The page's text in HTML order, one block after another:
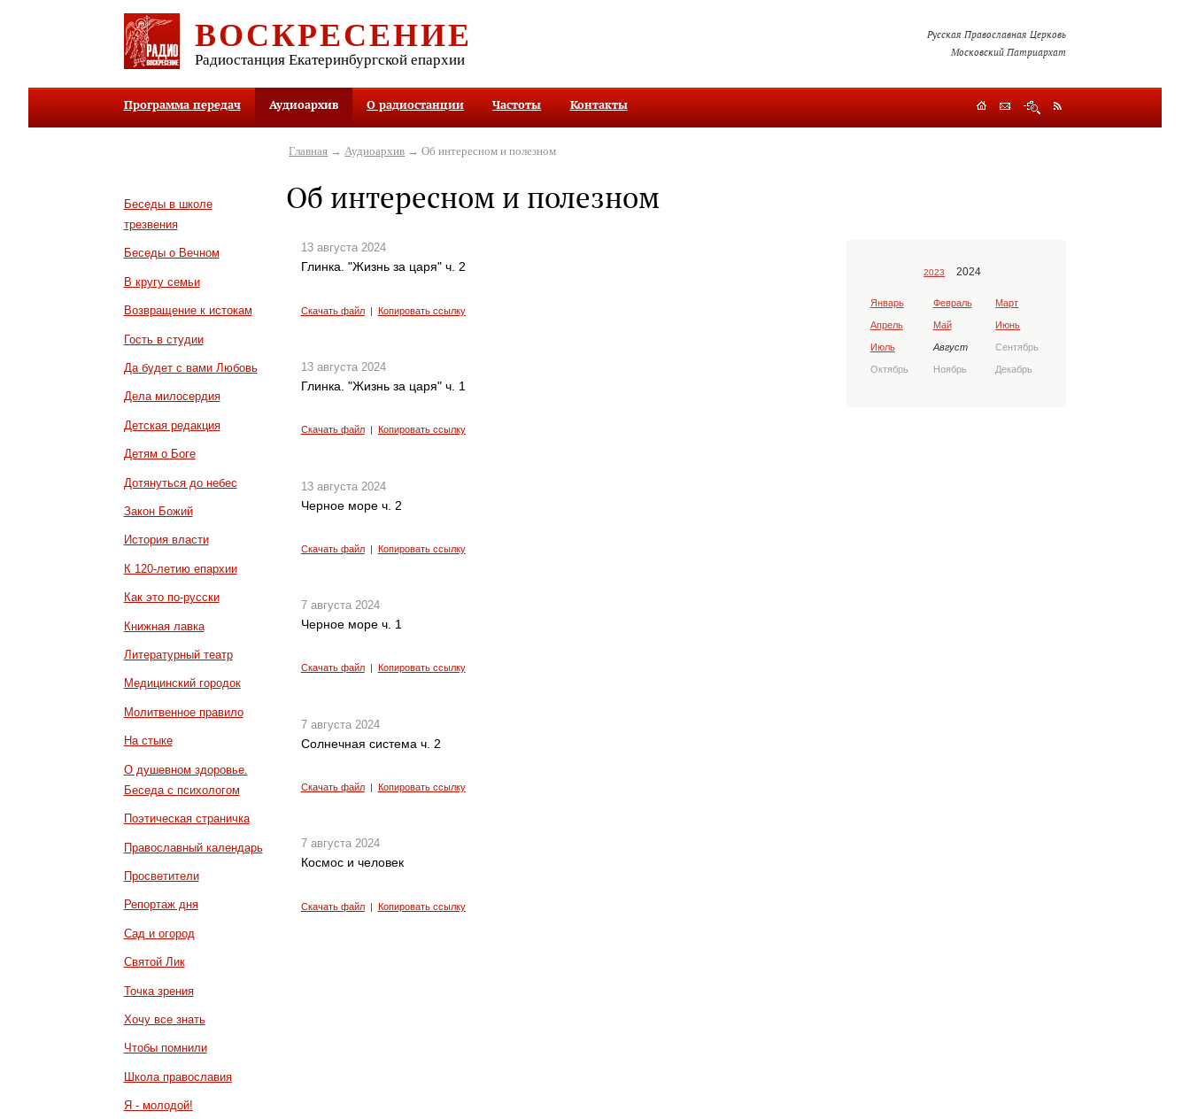
ВОСКРЕСЕНИЕ
Радиостанция Екатеринбургской епархии
Русская Православная Церковь
Московский Патриархат
Программа передач Аудиоархив О радиостанции Частоты Контакты
Беседы в школе
трезвения
Беседы о Вечном
В кругу семьи
Возвращение к истокам
Гость в студии
Да будет с вами Любовь
Дела милосердия
Детская редакция
Детям о Боге
Дотянуться до небес
Закон Божий
История власти
К 120-летию епархии
Как это по-русски
Книжная лавка
Литературный театр
Медицинский городок
Молитвенное правило
На стыке
О душевном здоровье.
Беседа с психологом
Поэтическая страничка
Православный календарь
Просветители
Репортаж дня
Сад и огород
Святой Лик
Точка зрения
Хочу все знать
Чтобы помнили
Школа православия
Я - молодой!
Главная → Аудиоархив → Об интересном и полезном
Об интересном и полезном
13 августа 2024
Глинка. "Жизнь за царя" ч. 2
Скачать файл| Копировать ссылку
13 августа 2024
Глинка. "Жизнь за царя" ч. 1
Скачать файл| Копировать ссылку
13 августа 2024
Черное море ч. 2
Скачать файл| Копировать ссылку
7 августа 2024
Черное море ч. 1
Скачать файл| Копировать ссылку
7 августа 2024
Солнечная система ч. 2
Скачать файл| Копировать ссылку
7 августа 2024
Космос и человек
Скачать файл| Копировать ссылку
2023 2024
Январь Февраль Март
Апрель Май Июнь
Июль Август Сентябрь
Октябрь Ноябрь Декабрь